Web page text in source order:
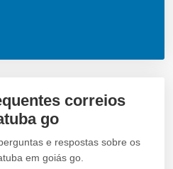
correios
go
e respostas sobre os
em goiás go.